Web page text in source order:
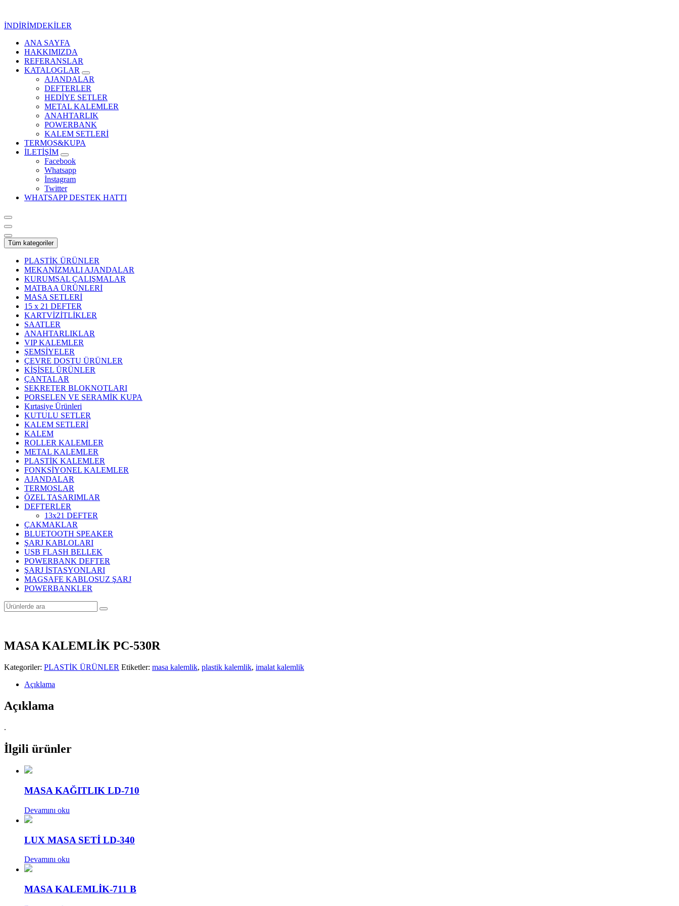
İNDİRİMDEKİLER
Kurumsal Promosyon-Hediyelik
ANA SAYFA
HAKKIMIZDA
REFERANSLAR
KATALOGLAR
AJANDALAR
DEFTERLER
HEDİYE SETLER
METAL KALEMLER
ANAHTARLIK
POWERBANK
KALEM SETLERİ
TERMOS&KUPA
İLETİŞİM
Facebook
Whatsapp
İnstagram
Twitter
WHATSAPP DESTEK HATTI
Tüm kategoriler
PLASTİK ÜRÜNLER
MEKANİZMALI AJANDALAR
KURUMSAL ÇALIŞMALAR
MATBAA ÜRÜNLERİ
MASA SETLERİ
15 x 21 DEFTER
KARTVİZİTLİKLER
SAATLER
ANAHTARLIKLAR
VIP KALEMLER
ŞEMSİYELER
ÇEVRE DOSTU ÜRÜNLER
KİŞİSEL ÜRÜNLER
ÇANTALAR
SEKRETER BLOKNOTLARI
PORSELEN VE SERAMİK KUPA
Kırtasiye Ürünleri
KUTULU SETLER
KALEM SETLERİ
KALEM
ROLLER KALEMLER
METAL KALEMLER
PLASTİK KALEMLER
FONKSİYONEL KALEMLER
AJANDALAR
TERMOSLAR
ÖZEL TASARIMLAR
DEFTERLER
13x21 DEFTER
ÇAKMAKLAR
BLUETOOTH SPEAKER
ŞARJ KABLOLARI
USB FLASH BELLEK
POWERBANK DEFTER
ŞARJ İSTASYONLARI
MAGSAFE KABLOSUZ ŞARJ
POWERBANKLER
MASA KALEMLİK PC-530R
Kategoriler: PLASTİK ÜRÜNLER Etiketler: masa kalemlik, plastik kalemlik, imalat kalemlik
Açıklama
Açıklama
.
İlgili ürünler
MASA KAĞITLIK LD-710
Devamını oku
LUX MASA SETİ LD-340
Devamını oku
MASA KALEMLİK-711 B